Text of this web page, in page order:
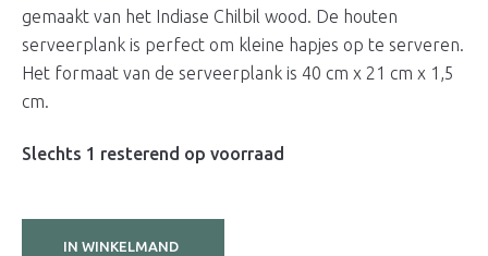
gemaakt van het Indiase Chilbil wood. De houten
serveerplank is perfect om kleine hapjes op te serveren.
Het formaat van de serveerplank is 40 cm x 21 cm x 1,5
cm.
Slechts 1 resterend op voorraad
IN WINKELMAND